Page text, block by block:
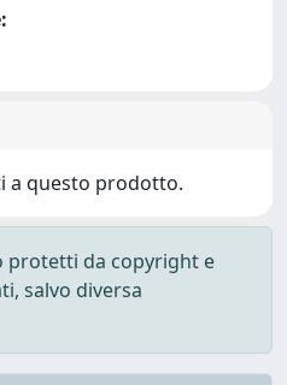
a questo prodotto.
protetti da copyright e
salvo diversa